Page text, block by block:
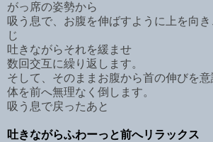
がっ席の姿勢から
吸う息で、お腹を伸ばすように上を向
じ
吐きながらそれを緩ませ
数回交互に繰り返します。
そして、そのままお腹から首の伸びを
体を前へ無理なく倒します。
吸う息で戻ったあと
吐きながらふわーっと前へリラックス